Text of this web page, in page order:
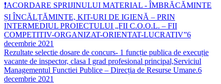
❗ACORDARE SPRIJINULUI MATERIAL - ÎMBRĂCĂMINTE
ȘI ÎNCĂLȚĂMINTE, KIT-URI DE IGIENĂ – PRIN
INTERMEDIUL PROIECTULUI „FII C.O.O.L. – FII
COMPETITIV-ORGANIZAT-ORIENTAT-LUCRATIV”6
decembrie 2021
Rezultate selectie dosare de concurs- 1 funcție publica de execuție
vacante de inspector, clasa I grad profesional principal,Serviciul
Managementul Functiei Publice – Direcția de Resurse Umane.6
decembrie 2021